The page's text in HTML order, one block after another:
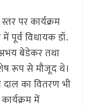
पर कार्यक्रम
पूर्व विधायक डॉ.
बेडेकर तथा
रूप से मौजूद थे।
दाल का वितरण भी
में